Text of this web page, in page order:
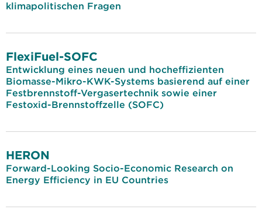
klimapolitischen Fragen
FlexiFuel-SOFC
Entwicklung eines neuen und hocheffizienten
Biomasse-Mikro-KWK-Systems basierend auf einer
Festbrennstoff-Vergasertechnik sowie einer
Festoxid-Brennstoffzelle (SOFC)
HERON
Forward-Looking Socio-Economic Research on
Energy Efficiency in EU Countries